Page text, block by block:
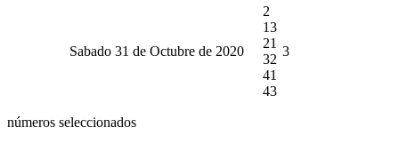
Sabado 31 de Octubre de 2020
2
13
21
32
41
43
3
números seleccionados